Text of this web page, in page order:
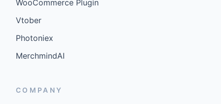
WooCommerce Plugin
Vtober
Photoniex
MerchmindAI
COMPANY